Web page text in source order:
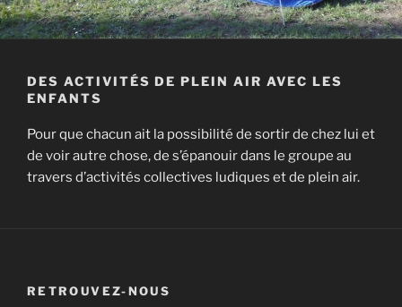
DES ACTIVITÉS DE PLEIN AIR AVEC LES
ENFANTS
Pour que chacun ait la possibilité de sortir de chez lui et
de voir autre chose, de s’épanouir dans le groupe au
travers d’activités collectives ludiques et de plein air.
RETROUVEZ-NOUS